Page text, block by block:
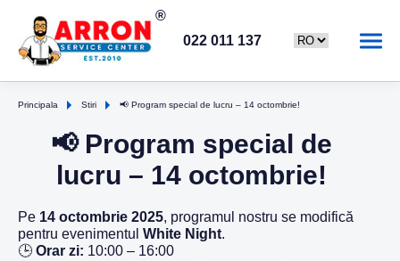
022 011 137
Principala Stiri 📢 Program special de lucru – 14 octombrie!
📢 Program special de
lucru – 14 octombrie!
Pe 14 octombrie 2025, programul nostru se modifică
pentru evenimentul White Night.
🕒 Orar zi: 10:00 – 16:00